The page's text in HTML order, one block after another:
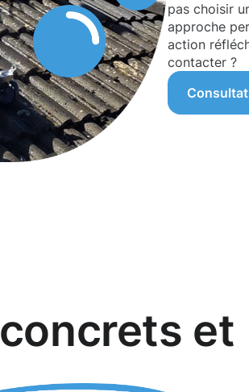
pas choisir
approche
action
contacter ?
concrets et